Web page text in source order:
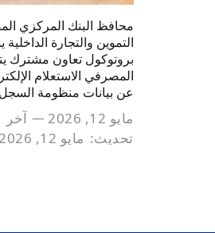
محافظ البنك المركزي
التموين والتجارة
بروتوكول تعاون مشترك
المصرفي الاستعلام
عن بيانات منظومة
مايو 12, 2026
آخر
تحديث: مايو 12, 2026